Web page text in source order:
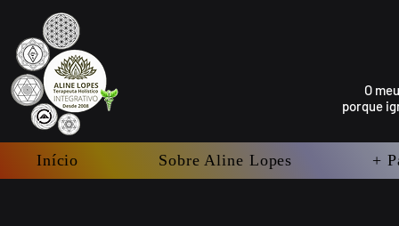
O
porque
Início Sobre Aline Lopes +